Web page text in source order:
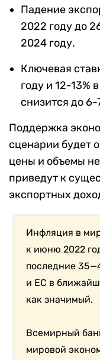
Падение
2022 году до
2024 году.
Ключевая
году и 12-13%
снизится до 6-
Поддержка
сценарии будет
цены и объемы
приведут к
экспортных
Инфляция в
к июню 2022
последние
и ЕС в
как значимый.
Всемирный
мировой